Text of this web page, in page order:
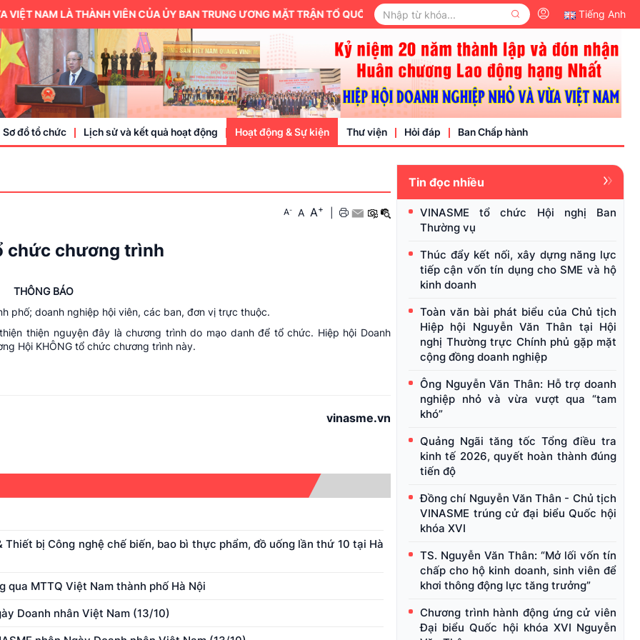
NAM LÀ THÀNH VIÊN CỦA ỦY BAN TRUNG ƯƠNG MẶT TRẬN TỔ QUỐC VIỆT NAM. Tiếng Anh
Sơ đồ tổ chức Lịch sử và kết quả hoạt động Hoạt động & Sự kiện
Trung ương hội
Thành viên
Thư viện
Video
Văn bản pháp luật
Hỏi đáp Ban Chấp hành
A- A A+
chức chương trình
THÔNG BÁO
phố; doanh nghiệp hội viên, các ban, đơn vị trực thuộc.
thiện nguyện đây là chương trình do mạo danh để tổ chức. Hiệp hội Doanh
Hội KHÔNG tổ chức chương trình này.
vinasme.vn
bị Công nghệ chế biến, bao bì thực phẩm, đồ uống lần thứ 10 tại Hà
qua MTTQ Việt Nam thành phố Hà Nội
Doanh nhân Việt Nam (13/10)
Tin đọc nhiều
VINASME tổ chức Hội nghị Ban
Thường vụ
Thúc đẩy kết nối, xây dựng năng lực
tiếp cận vốn tín dụng cho SME và hộ
kinh doanh
Toàn văn bài phát biểu của Chủ tịch
Hiệp hội Nguyễn Văn Thân tại Hội
nghị Thường trực Chính phủ gặp mặt
cộng đồng doanh nghiệp
Ông Nguyễn Văn Thân: Hỗ trợ doanh
nghiệp nhỏ và vừa vượt qua “tam
khó”
Quảng Ngãi tăng tốc Tổng điều tra
kinh tế 2026, quyết hoàn thành đúng
tiến độ
Đồng chí Nguyễn Văn Thân - Chủ tịch
VINASME trúng cử đại biểu Quốc hội
khóa XVI
TS. Nguyễn Văn Thân: “Mở lối vốn tín
chấp cho hộ kinh doanh, sinh viên để
khơi thông động lực tăng trưởng”
Chương trình hành động ứng cử viên
Đại biểu Quốc hội khóa XVI Nguyễn